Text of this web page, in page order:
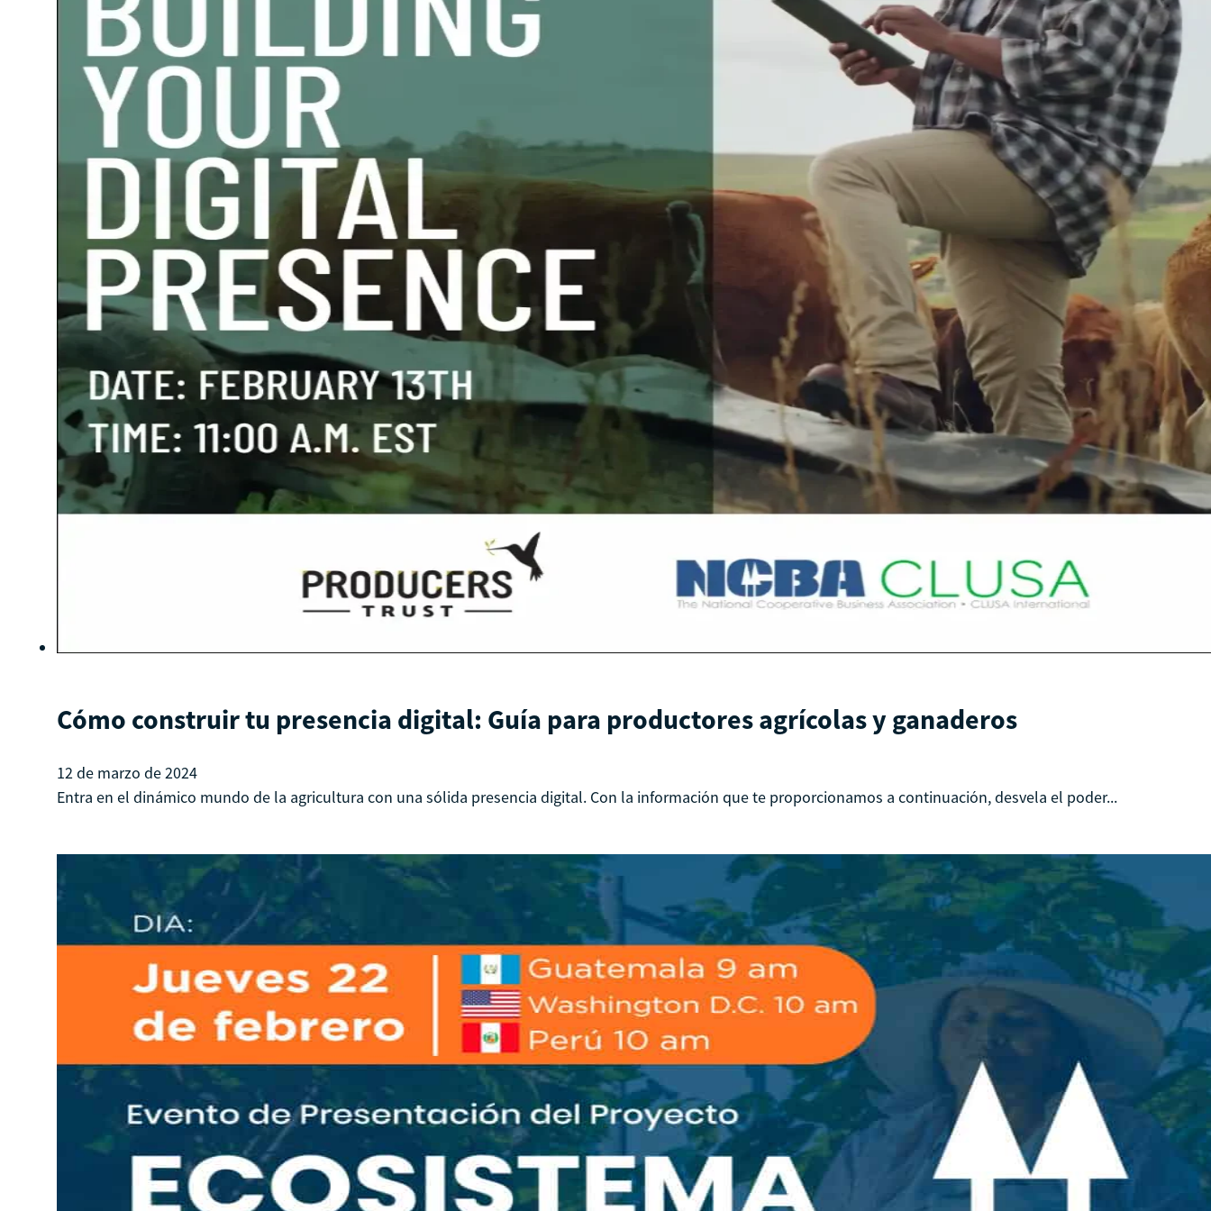
Cómo construir tu presencia digital: Guía para productores agrícolas y ganaderos
12 de marzo de 2024
Entra en el dinámico mundo de la agricultura con una sólida presencia digital. Con la información que te proporcionamos a continuación, desvela el poder...